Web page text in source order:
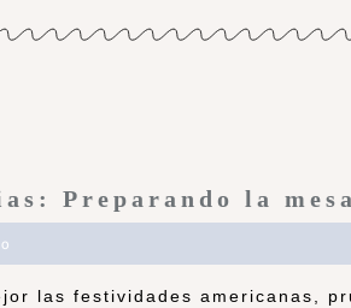
Preparando la mesa
las festividades americanas,